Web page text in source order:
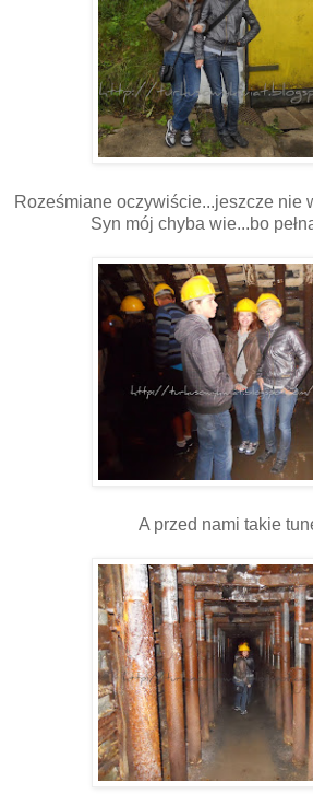
Roześmiane oczywiście...jeszcze nie
Syn mój chyba wie...bo
A przed nami takie